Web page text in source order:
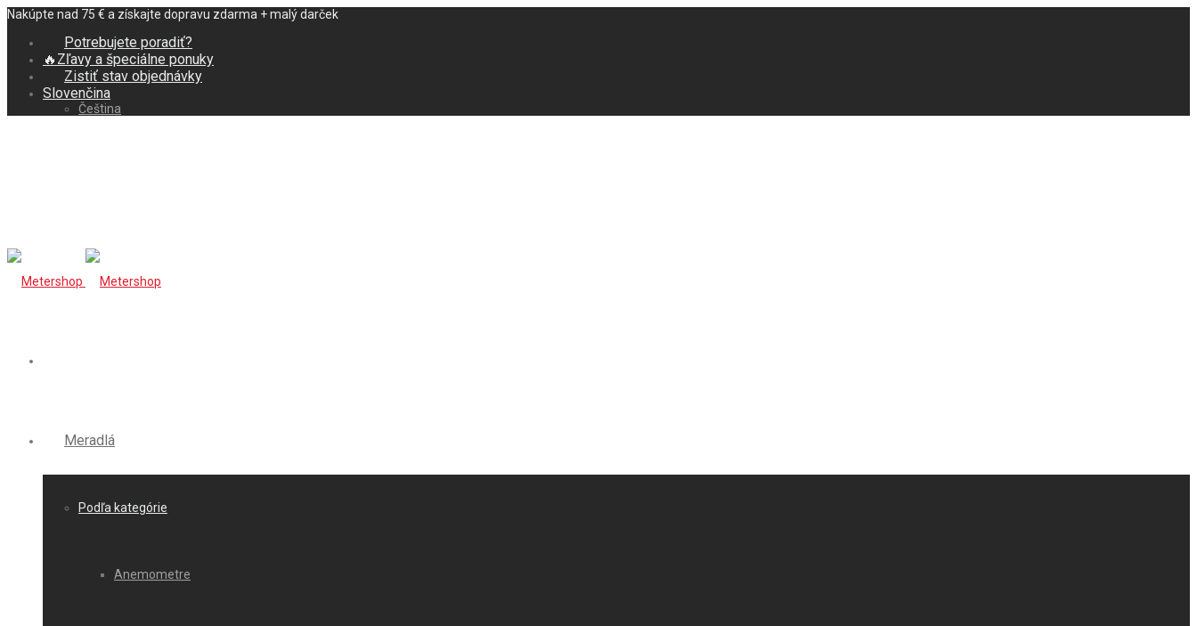
Nakúpte nad 75 € a získajte dopravu zdarma + malý darček
Potrebujete poradiť?
🔥Zľavy a špeciálne ponuky
Zistiť stav objednávky
Slovenčina
Čeština
Meradlá
Podľa kategórie
Anemometre